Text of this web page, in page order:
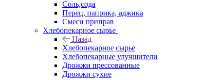
Соль,сода
Перец, паприка, аджика
Смеси приправ
Хлебопекарное сырье
Назад
Хлебопекарное сырье
Хлебопекарные улучшители
Дрожжи прессованные
Дрожжи сухие